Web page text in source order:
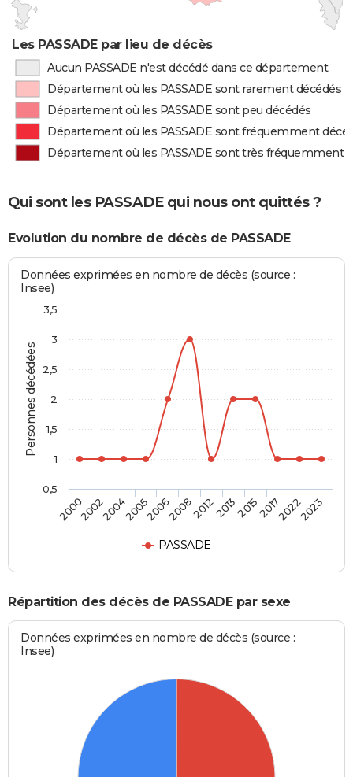
Les PASSADE par lieu de décès
Aucun PASSADE n'est décédé dans ce département
Département où les PASSADE sont rarement décédés
Département où les PASSADE sont peu décédés
Département où les PASSADE sont fréquemment
Département où les PASSADE sont très fréquemment
Qui sont les PASSADE qui nous ont quittés ?
Evolution du nombre de décès de PASSADE
Personnes décédées
Données exprimées en nombre de décès (source :
Insee)
PASSADE
200020022004200520062008201220132015201720222023
0,5
1
1,5
2
2,5
3
3,5
Répartition des décès de PASSADE par sexe
Données exprimées en nombre de décès (source :
Insee)